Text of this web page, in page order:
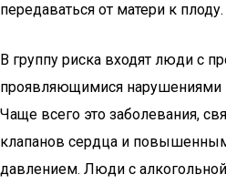
передаваться от матери к плоду.
В группу риска входят люди с
проявляющимися нарушениями
Чаще всего это заболевания,
клапанов сердца и
давлением. Люди с